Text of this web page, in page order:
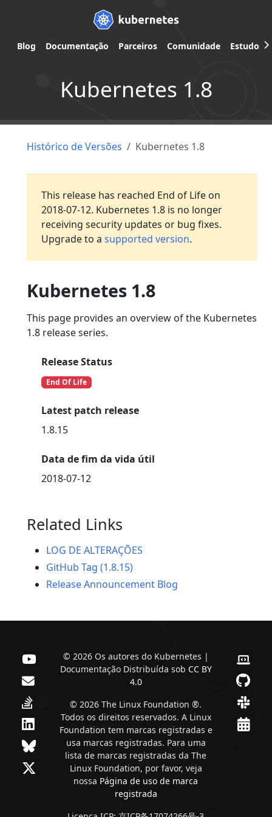
Blog Documentação Parceiros Comunidade Estudos
Kubernetes 1.8
Histórico de Versões Kubernetes 1.8
This release has reached End of Life on
2018-07-12. Kubernetes 1.8 is no longer
receiving security updates or bug fixes.
Upgrade to a supported version.
Kubernetes 1.8
This page provides an overview of the Kubernetes
1.8 release series.
Release Status
End Of Life
Latest patch release
1.8.15
Data de fim da vida útil
2018-07-12
Related Links
LOG DE ALTERAÇÕES
GitHub Tag (1.8.15)
Release Announcement Blog
© 2026 Os autores do Kubernetes |
Documentação Distribuída sob CC BY
4.0
© 2026 The Linux Foundation ®.
Todos os direitos reservados. A Linux
Foundation tem marcas registradas e
usa marcas registradas. Para uma
lista de marcas registradas da The
Linux Foundation, por favor, veja
nossa Página de uso de marca
registrada